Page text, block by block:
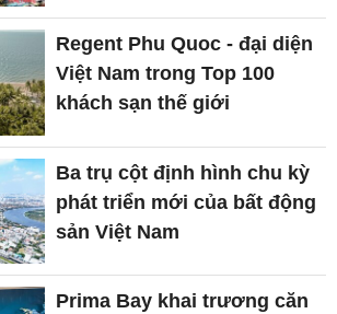
Regent Phu Quoc - đại diện
Việt Nam trong Top 100
khách sạn thế giới
Ba trụ cột định hình chu kỳ
phát triển mới của bất động
sản Việt Nam
Prima Bay khai trương căn